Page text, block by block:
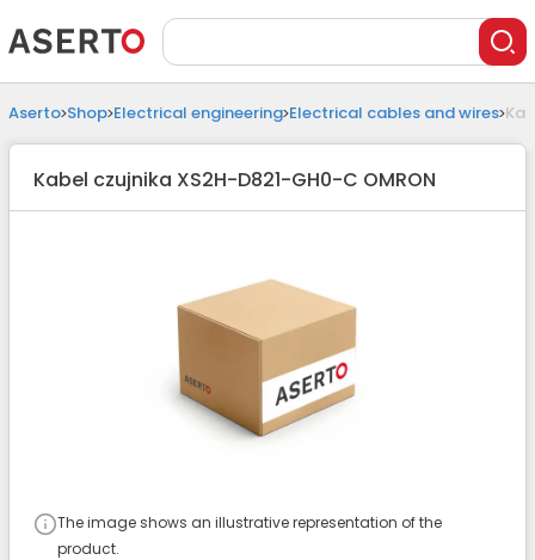
Aserto Shop Electrical engineering Electrical cables and wires
Kabel czujnika XS2H-D821-GH0-C OMRON
The image shows an illustrative representation of the
product.